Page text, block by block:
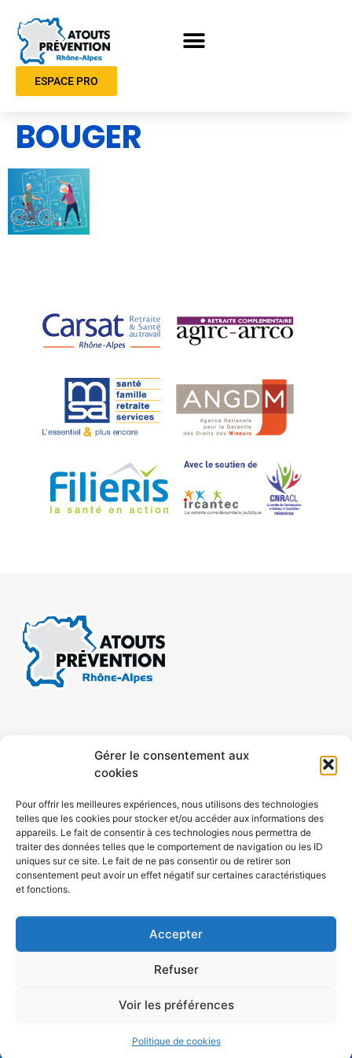
Gérer le consentement aux
cookies
Pour offrir les meilleures expériences, nous utilisons des technologies
telles que les cookies pour stocker et/ou accéder aux informations des
appareils. Le fait de consentir à ces technologies nous permettra de
traiter des données telles que le comportement de navigation ou les ID
uniques sur ce site. Le fait de ne pas consentir ou de retirer son
consentement peut avoir un effet négatif sur certaines caractéristiques
et fonctions.
Accepter
Refuser
Voir les préférences
Politique de cookies
ESPACE PRO
BOUGER
CONTACT MENTIONS LÉGALES
ACCESSIBILITÉ
POLITIQUE DE COOKIES (UE)
Atouts Prévention Rhône-Alpes © 2023-2026 - Tous droits
réservés